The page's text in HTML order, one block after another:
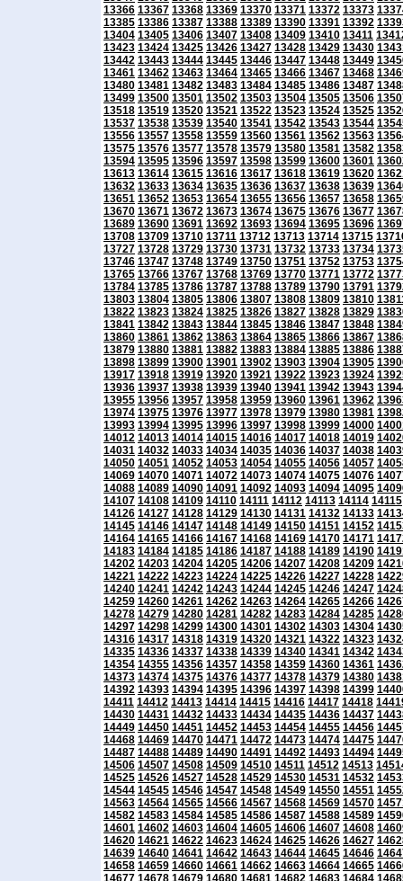
13366 13367 13368 13369 13370 13371 13372 13373
13385 13386 13387 13388 13389 13390 13391 13392
13404 13405 13406 13407 13408 13409 13410 13411
13423 13424 13425 13426 13427 13428 13429 13430
13442 13443 13444 13445 13446 13447 13448 13449
13461 13462 13463 13464 13465 13466 13467 13468
13480 13481 13482 13483 13484 13485 13486 13487
13499 13500 13501 13502 13503 13504 13505 13506
13518 13519 13520 13521 13522 13523 13524 13525
13537 13538 13539 13540 13541 13542 13543 13544
13556 13557 13558 13559 13560 13561 13562 13563
13575 13576 13577 13578 13579 13580 13581 13582
13594 13595 13596 13597 13598 13599 13600 13601
13613 13614 13615 13616 13617 13618 13619 13620
13632 13633 13634 13635 13636 13637 13638 13639
13651 13652 13653 13654 13655 13656 13657 13658
13670 13671 13672 13673 13674 13675 13676 13677
13689 13690 13691 13692 13693 13694 13695 13696
13708 13709 13710 13711 13712 13713 13714 13715
13727 13728 13729 13730 13731 13732 13733 13734
13746 13747 13748 13749 13750 13751 13752 13753
13765 13766 13767 13768 13769 13770 13771 13772
13784 13785 13786 13787 13788 13789 13790 13791
13803 13804 13805 13806 13807 13808 13809 13810
13822 13823 13824 13825 13826 13827 13828 13829
13841 13842 13843 13844 13845 13846 13847 13848
13860 13861 13862 13863 13864 13865 13866 13867
13879 13880 13881 13882 13883 13884 13885 13886
13898 13899 13900 13901 13902 13903 13904 13905
13917 13918 13919 13920 13921 13922 13923 13924
13936 13937 13938 13939 13940 13941 13942 13943
13955 13956 13957 13958 13959 13960 13961 13962
13974 13975 13976 13977 13978 13979 13980 13981
13993 13994 13995 13996 13997 13998 13999 14000
14012 14013 14014 14015 14016 14017 14018 14019
14031 14032 14033 14034 14035 14036 14037 14038
14050 14051 14052 14053 14054 14055 14056 14057
14069 14070 14071 14072 14073 14074 14075 14076
14088 14089 14090 14091 14092 14093 14094 14095
14107 14108 14109 14110 14111 14112 14113 14114 14115
14126 14127 14128 14129 14130 14131 14132 14133
14145 14146 14147 14148 14149 14150 14151 14152
14164 14165 14166 14167 14168 14169 14170 14171
14183 14184 14185 14186 14187 14188 14189 14190
14202 14203 14204 14205 14206 14207 14208 14209
14221 14222 14223 14224 14225 14226 14227 14228
14240 14241 14242 14243 14244 14245 14246 14247
14259 14260 14261 14262 14263 14264 14265 14266
14278 14279 14280 14281 14282 14283 14284 14285
14297 14298 14299 14300 14301 14302 14303 14304
14316 14317 14318 14319 14320 14321 14322 14323
14335 14336 14337 14338 14339 14340 14341 14342
14354 14355 14356 14357 14358 14359 14360 14361
14373 14374 14375 14376 14377 14378 14379 14380
14392 14393 14394 14395 14396 14397 14398 14399
14411 14412 14413 14414 14415 14416 14417 14418
14430 14431 14432 14433 14434 14435 14436 14437
14449 14450 14451 14452 14453 14454 14455 14456
14468 14469 14470 14471 14472 14473 14474 14475
14487 14488 14489 14490 14491 14492 14493 14494
14506 14507 14508 14509 14510 14511 14512 14513
14525 14526 14527 14528 14529 14530 14531 14532
14544 14545 14546 14547 14548 14549 14550 14551
14563 14564 14565 14566 14567 14568 14569 14570
14582 14583 14584 14585 14586 14587 14588 14589
14601 14602 14603 14604 14605 14606 14607 14608
14620 14621 14622 14623 14624 14625 14626 14627
14639 14640 14641 14642 14643 14644 14645 14646
14658 14659 14660 14661 14662 14663 14664 14665
14677 14678 14679 14680 14681 14682 14683 14684